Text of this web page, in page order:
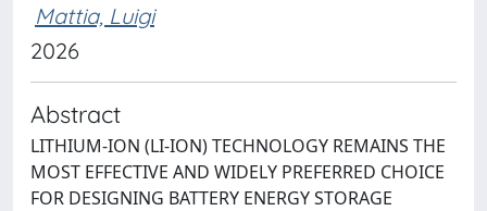
Mattia, Luigi
2026
Abstract
LITHIUM-ION (LI-ION) TECHNOLOGY REMAINS THE
MOST EFFECTIVE AND WIDELY PREFERRED CHOICE
FOR DESIGNING BATTERY ENERGY STORAGE